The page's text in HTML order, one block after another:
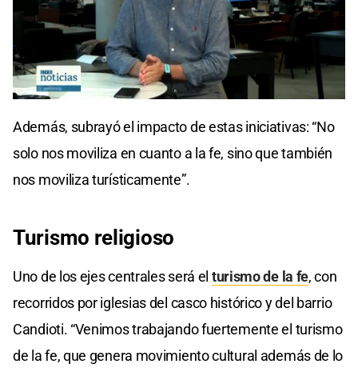
Además, subrayó el impacto de estas iniciativas: “No
solo nos moviliza en cuanto a la fe, sino que también
nos moviliza turísticamente”.
Turismo religioso
Uno de los ejes centrales será el turismo de la fe, con
recorridos por iglesias del casco histórico y del barrio
Candioti. “Venimos trabajando fuertemente el turismo
de la fe, que genera movimiento cultural además de lo